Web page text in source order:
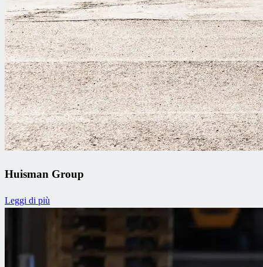
Huisman Group
Leggi di più